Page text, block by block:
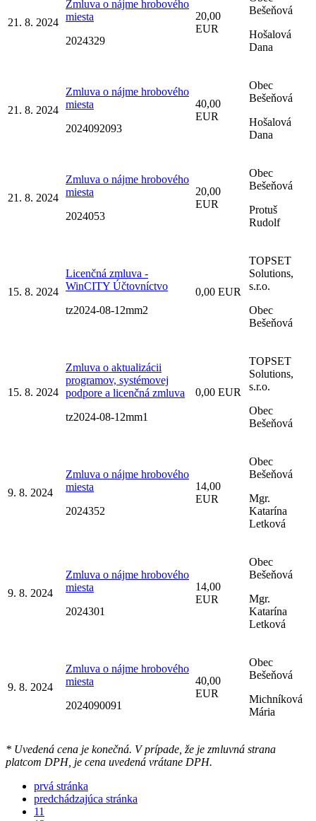
21. 8. 2024
Zmluva o nájme hrobového
miesta
2024329
20,00
EUR
Bešeňová
Hošalová
Dana
21. 8. 2024
Zmluva o nájme hrobového
miesta
2024092093
40,00
EUR
Obec
Bešeňová
Hošalová
Dana
21. 8. 2024
Zmluva o nájme hrobového
miesta
2024053
20,00
EUR
Obec
Bešeňová
Protuš
Rudolf
15. 8. 2024
Licenčná zmluva -
WinCITY Účtovníctvo
tz2024-08-12mm2
0,00 EUR
TOPSET
Solutions,
s.r.o.
Obec
Bešeňová
15. 8. 2024
Zmluva o aktualizácii
programov, systémovej
podpore a licenčná zmluva
tz2024-08-12mm1
0,00 EUR
TOPSET
Solutions,
s.r.o.
Obec
Bešeňová
9. 8. 2024
Zmluva o nájme hrobového
miesta
2024352
14,00
EUR
Obec
Bešeňová
Mgr.
Katarína
Letková
9. 8. 2024
Zmluva o nájme hrobového
miesta
2024301
14,00
EUR
Obec
Bešeňová
Mgr.
Katarína
Letková
9. 8. 2024
Zmluva o nájme hrobového
miesta
2024090091
40,00
EUR
Obec
Bešeňová
Michníková
Mária
* Uvedená cena je konečná. V prípade, že je zmluvná strana
platcom DPH, je cena uvedená vrátane DPH.
prvá stránka
predchádzajúca stránka
11